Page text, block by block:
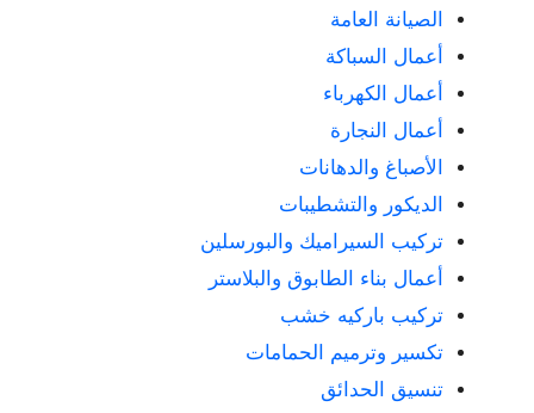
الصيانة العامة
أعمال السباكة
أعمال الكهرباء
أعمال النجارة
الأصباغ والدهانات
الديكور والتشطيبات
تركيب السيراميك والبورسلين
أعمال بناء الطابوق والبلاستر
تركيب باركيه خشب
تكسير وترميم الحمامات
تنسيق الحدائق